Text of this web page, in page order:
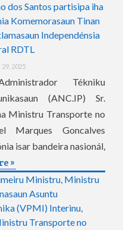
dos Santos partisipa iha
Komemorasaun Tinan
Independénsia
RDTL
2025
Tékniku
(ANC.IP) Sr.
Ministru Transporte no
Marques Goncalves
isar bandeira nasionál,
»
Ministru, Ministru
Asuntu
(VPMI) Interinu,
Transporte no